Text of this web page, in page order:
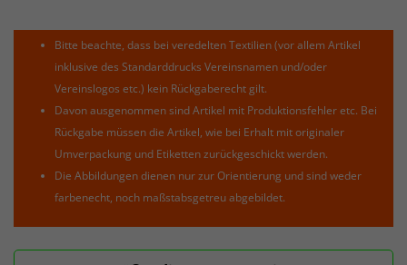
Bitte beachte, dass bei veredelten Textilien (vor allem Artikel
inklusive des Standarddrucks Vereinsnamen und/oder
Vereinslogos etc.) kein Rückgaberecht gilt.
Davon ausgenommen sind Artikel mit Produktionsfehler etc. Bei
Rückgabe müssen die Artikel, wie bei Erhalt mit originaler
Umverpackung und Etiketten zurückgeschickt werden.
Die Abbildungen dienen nur zur Orientierung und sind weder
farbenecht, noch maßstabsgetreu abgebildet.